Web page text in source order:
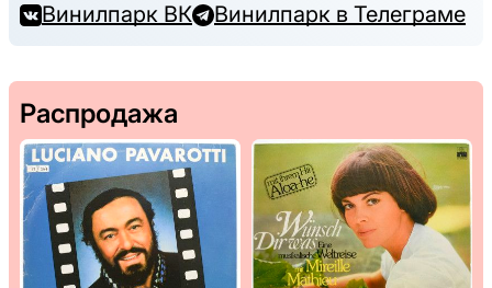
Винилпарк ВК Винилпарк в Телеграме
Распродажа